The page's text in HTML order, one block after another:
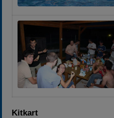
Kitkart